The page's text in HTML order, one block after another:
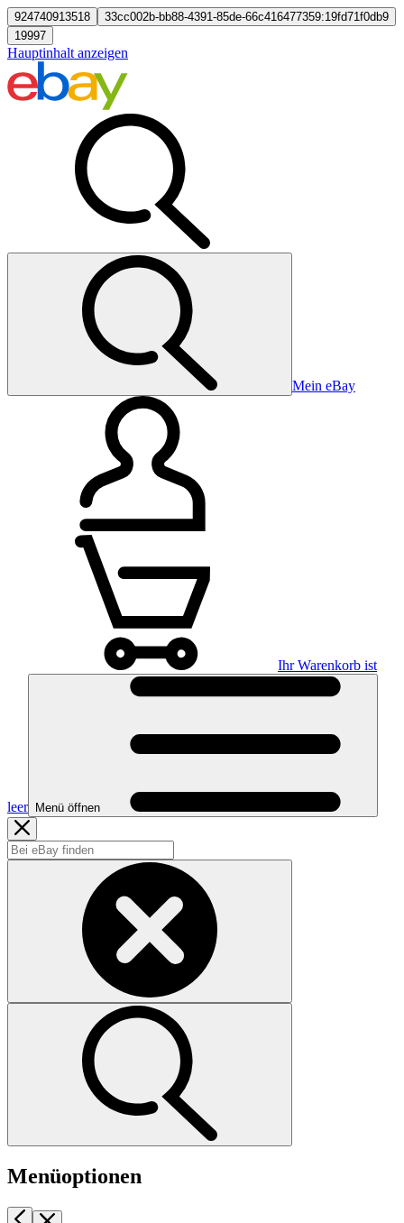
924740913518
33cc002b-bb88-4391-85de-66c416477359:19fd71f0db9
19997
Hauptinhalt anzeigen
Mein eBay
Ihr Warenkorb ist
leer Menü öffnen
Menüoptionen